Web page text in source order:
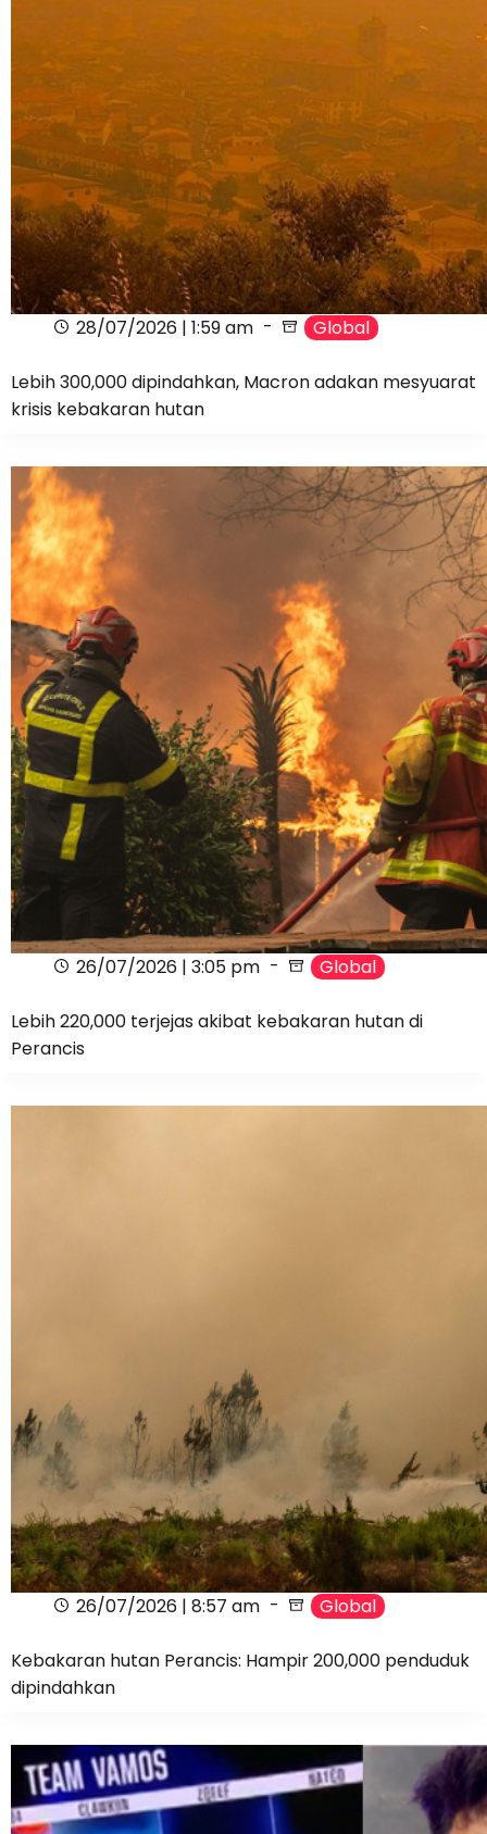
28/07/2026 | 1:59 am Global
Lebih 300,000 dipindahkan, Macron adakan mesyuarat
krisis kebakaran hutan
26/07/2026 | 3:05 pm Global
Lebih 220,000 terjejas akibat kebakaran hutan di
Perancis
26/07/2026 | 8:57 am Global
Kebakaran hutan Perancis: Hampir 200,000 penduduk
dipindahkan